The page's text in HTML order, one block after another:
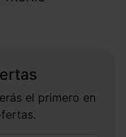
el primero en